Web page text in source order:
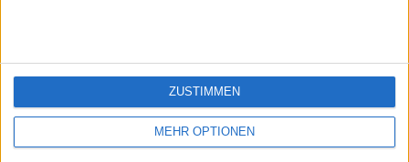
MEHR OPTIONEN
ZUSTIMMEN